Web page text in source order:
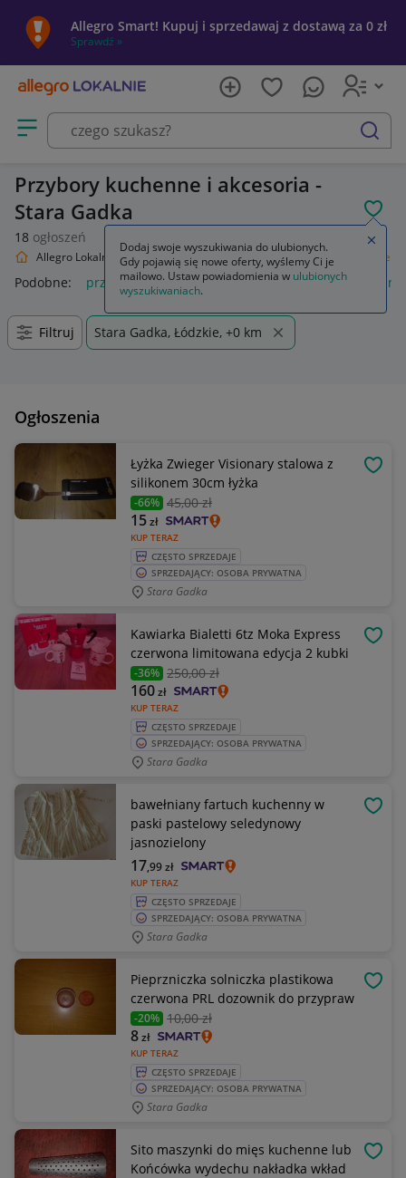
Allegro Smart! Kupuj i sprzedawaj z dostawą za 0 zł
Sprawdź »
Otwórz menu z kategoriami
szukaj
Przybory kuchenne i akcesoria -
Stara Gadka
18 ogłoszeń
Allegro Lokalnie Dom i Ogród Wyposażenie Przybory kuchenne
Podobne: przybory kuchenne drewniane przybory kuchenne
Filtruj Stara Gadka, Łódzkie, +0 km
Ogłoszenia
Łyżka Zwieger Visionary stalowa z
silikonem 30cm łyżka
-66% 45,00 zł
KUP TERAZ
15zł
CZĘSTO SPRZEDAJE
SPRZEDAJĄCY: OSOBA PRYWATNA
Stara Gadka
Kawiarka Bialetti 6tz Moka Express
czerwona limitowana edycja 2 kubki
-36% 250,00 zł
KUP TERAZ
160zł
CZĘSTO SPRZEDAJE
SPRZEDAJĄCY: OSOBA PRYWATNA
Stara Gadka
bawełniany fartuch kuchenny w
paski pastelowy seledynowy
jasnozielony
KUP TERAZ
17,99zł
CZĘSTO SPRZEDAJE
SPRZEDAJĄCY: OSOBA PRYWATNA
Stara Gadka
Pieprzniczka solniczka plastikowa
czerwona PRL dozownik do przypraw
-20% 10,00 zł
KUP TERAZ
8zł
CZĘSTO SPRZEDAJE
SPRZEDAJĄCY: OSOBA PRYWATNA
Stara Gadka
Sito maszynki do mięs kuchenne lub
Końcówka wydechu nakładka wkład
Dodaj swoje wyszukiwania do ulubionych.
Gdy pojawią się nowe oferty, wyślemy Ci je
mailowo. Ustaw powiadomienia w ulubionych
wyszukiwaniach.